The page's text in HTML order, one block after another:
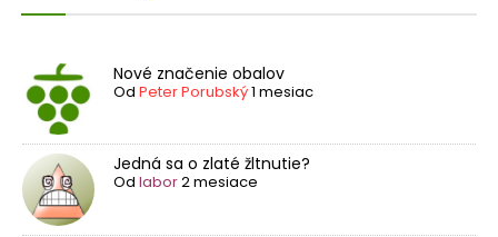
Nové značenie obalov
Od Peter Porubský1 mesiac
Jedná sa o zlaté žltnutie?
Od labor2 mesiace